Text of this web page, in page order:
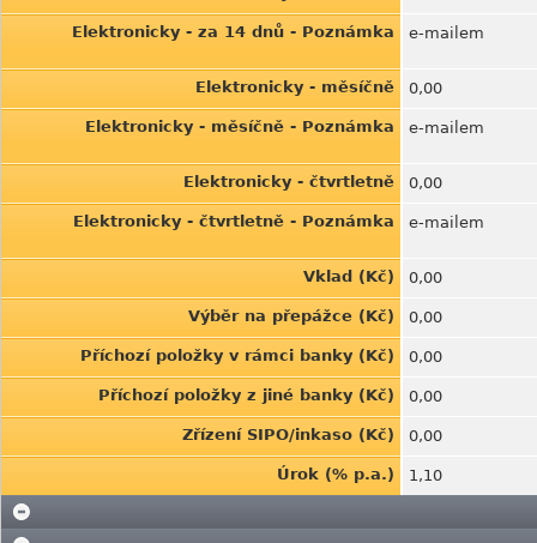
Elektronicky - za 14 dnů - Poznámka e-mailem
Elektronicky - měsíčně 0,00
Elektronicky - měsíčně - Poznámka e-mailem
Elektronicky - čtvrtletně 0,00
Elektronicky - čtvrtletně - Poznámka e-mailem
Vklad (Kč) 0,00
Výběr na přepážce (Kč) 0,00
Příchozí položky v rámci banky (Kč) 0,00
Příchozí položky z jiné banky (Kč) 0,00
Zřízení SIPO/inkaso (Kč) 0,00
Úrok (% p.a.) 1,10